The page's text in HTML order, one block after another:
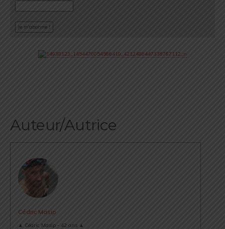
Auteur/Autrice
Cédric Masip
▲ Cédric Masip - 42 ans ▲